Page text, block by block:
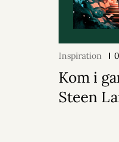
Inspiration
Kom i
Steen